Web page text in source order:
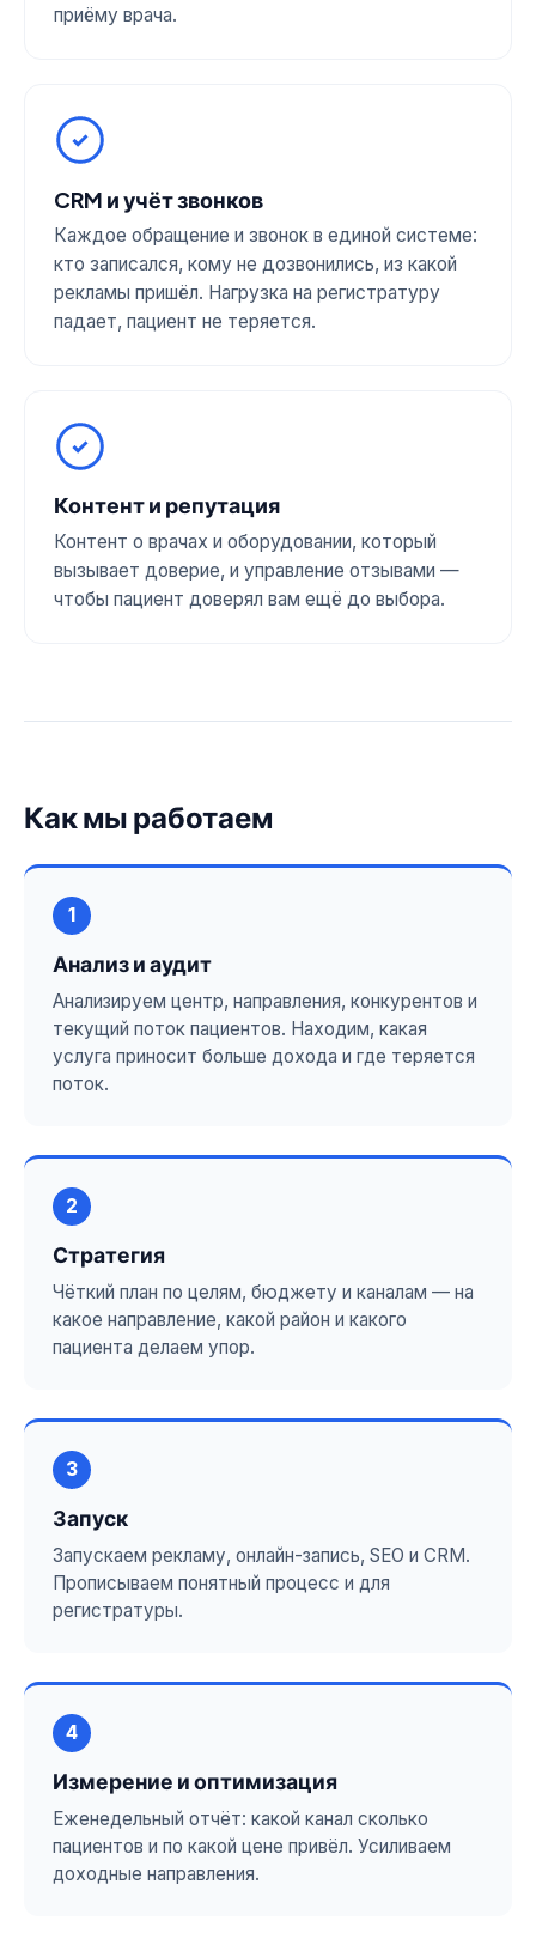
приёму врача.
CRM и учёт звонков
Каждое обращение и звонок в единой системе:
кто записался, кому не дозвонились, из какой
рекламы пришёл. Нагрузка на регистратуру
падает, пациент не теряется.
Контент и репутация
Контент о врачах и оборудовании, который
вызывает доверие, и управление отзывами —
чтобы пациент доверял вам ещё до выбора.
Как мы работаем
1
Анализ и аудит
Анализируем центр, направления, конкурентов и
текущий поток пациентов. Находим, какая
услуга приносит больше дохода и где теряется
поток.
2
Стратегия
Чёткий план по целям, бюджету и каналам — на
какое направление, какой район и какого
пациента делаем упор.
3
Запуск
Запускаем рекламу, онлайн-запись, SEO и CRM.
Прописываем понятный процесс и для
регистратуры.
4
Измерение и оптимизация
Еженедельный отчёт: какой канал сколько
пациентов и по какой цене привёл. Усиливаем
доходные направления.